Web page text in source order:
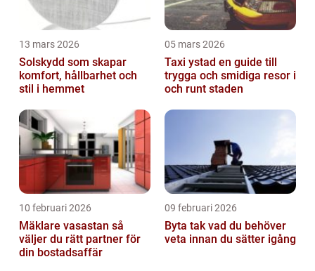
13 mars 2026
Solskydd som skapar
komfort, hållbarhet och
stil i hemmet
05 mars 2026
Taxi ystad en guide till
trygga och smidiga resor i
och runt staden
10 februari 2026
Mäklare vasastan så
väljer du rätt partner för
din bostadsaffär
09 februari 2026
Byta tak vad du behöver
veta innan du sätter igång